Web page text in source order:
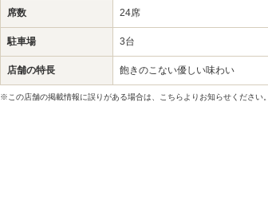
席数 24席
駐車場 3台
店舗の特長 飽きのこない優しい味わい
※この店舗の掲載情報に誤りがある場合は、こちらよりお知らせください。